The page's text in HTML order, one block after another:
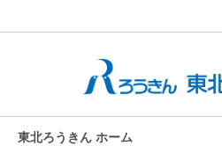
東北ろうきん ホーム